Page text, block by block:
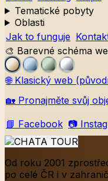
Tematické pobyty
Oblasti
Jak to funguje
🎨 Barevné schéma
🌐 Klasický web
🏡 Pronajměte svůj
📘 Facebook 📷
Od roku 2001
po celé ČR i v